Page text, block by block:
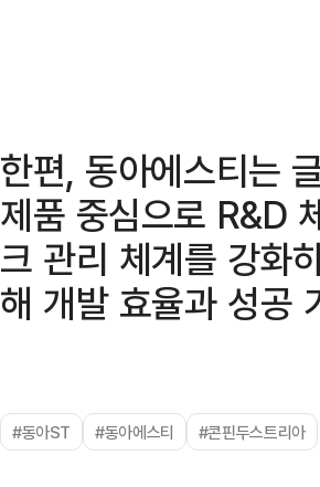
한편, 동아에스티는
제품 중심으로 R&D
크 관리 체계를 강화
해 개발 효율과 성공
#동아ST #동아에스티 #콘핀두스트리아